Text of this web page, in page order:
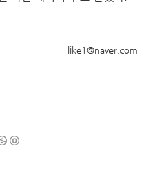
like1@naver.com